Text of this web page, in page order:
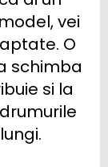
vei
O
schimba
si la